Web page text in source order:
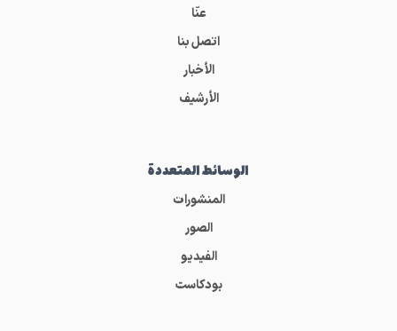
عنّا
اتصل بنا
الأخبار
الأرشيف
الوسائط المتعددة
المنشورات
الصور
الفيديو
بودكاست